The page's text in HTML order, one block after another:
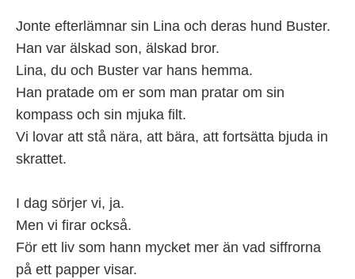
Jonte efterlämnar sin Lina och deras hund Buster.
Han var älskad son, älskad bror.
Lina, du och Buster var hans hemma.
Han pratade om er som man pratar om sin
kompass och sin mjuka filt.
Vi lovar att stå nära, att bära, att fortsätta bjuda in
skrattet.
I dag sörjer vi, ja.
Men vi firar också.
För ett liv som hann mycket mer än vad siffrorna
på ett papper visar.